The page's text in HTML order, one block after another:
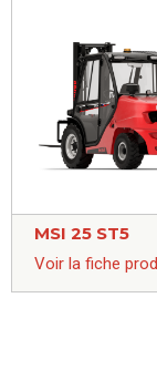
MSI 25 ST5
Voir la fiche